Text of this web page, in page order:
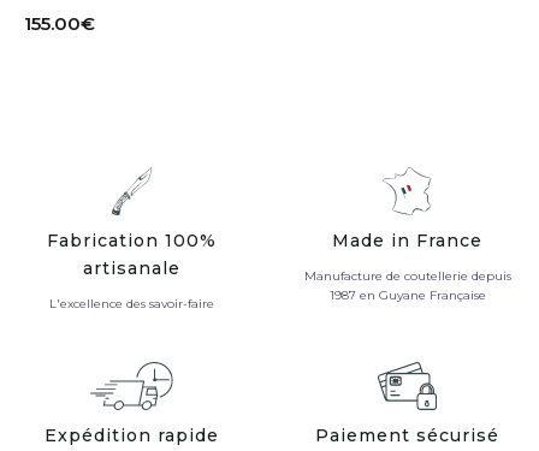
155.00€
Fabrication 100%
artisanale
L'excellence des savoir-faire
Made in France
Manufacture de coutellerie depuis
1987 en Guyane Française
Expédition rapide Paiement sécurisé